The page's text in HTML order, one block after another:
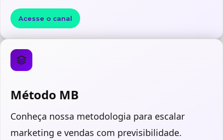
Acesse o canal
Método MB
Conheça nossa metodologia para escalar
marketing e vendas com previsibilidade.